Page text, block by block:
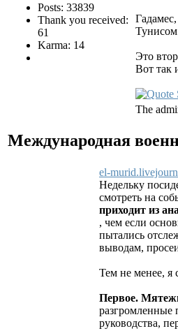
Posts: 33839
Thank you received:
61
Karma: 14
Это
Вот так
The
Международная
el-
Недельку
смотреть на
приходит из
, чем если
пытались
выводам,
Тем не менее, я
Первое.
разгромленные
руководства,